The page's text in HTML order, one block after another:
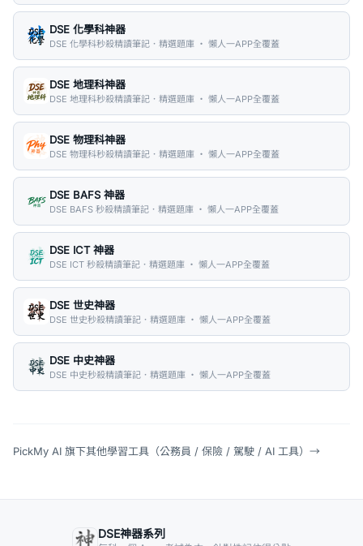
DSE 化學科神器
DSE 化學科秒殺精讀筆記．精選題庫 ・ 懶人一APP全覆蓋
DSE 地理科神器
DSE 地理科秒殺精讀筆記．精選題庫 ・ 懶人一APP全覆蓋
DSE 物理科神器
DSE 物理科秒殺精讀筆記．精選題庫 ・ 懶人一APP全覆蓋
DSE BAFS 神器
DSE BAFS 秒殺精讀筆記．精選題庫 ・ 懶人一APP全覆蓋
DSE ICT 神器
DSE ICT 秒殺精讀筆記．精選題庫 ・ 懶人一APP全覆蓋
DSE 世史神器
DSE 世史秒殺精讀筆記．精選題庫 ・ 懶人一APP全覆蓋
DSE 中史神器
DSE 中史秒殺精讀筆記．精選題庫 ・ 懶人一APP全覆蓋
PickMy AI 旗下其他學習工具（公務員 / 保險 / 駕駛 / AI 工具） →
DSE神器系列